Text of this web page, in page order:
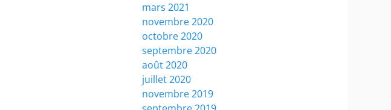
mars 2021
novembre 2020
octobre 2020
septembre 2020
août 2020
juillet 2020
novembre 2019